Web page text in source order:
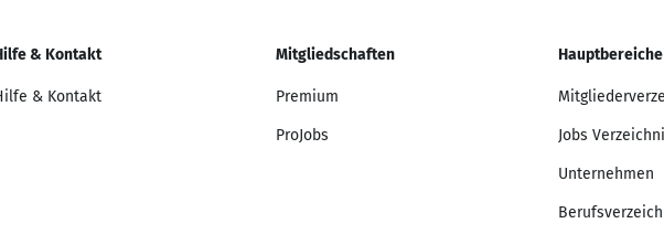
& Kontakt
& Kontakt
Mitgliedschaften
Premium
ProJobs
Hauptbereiche
Jobs
Unternehmen